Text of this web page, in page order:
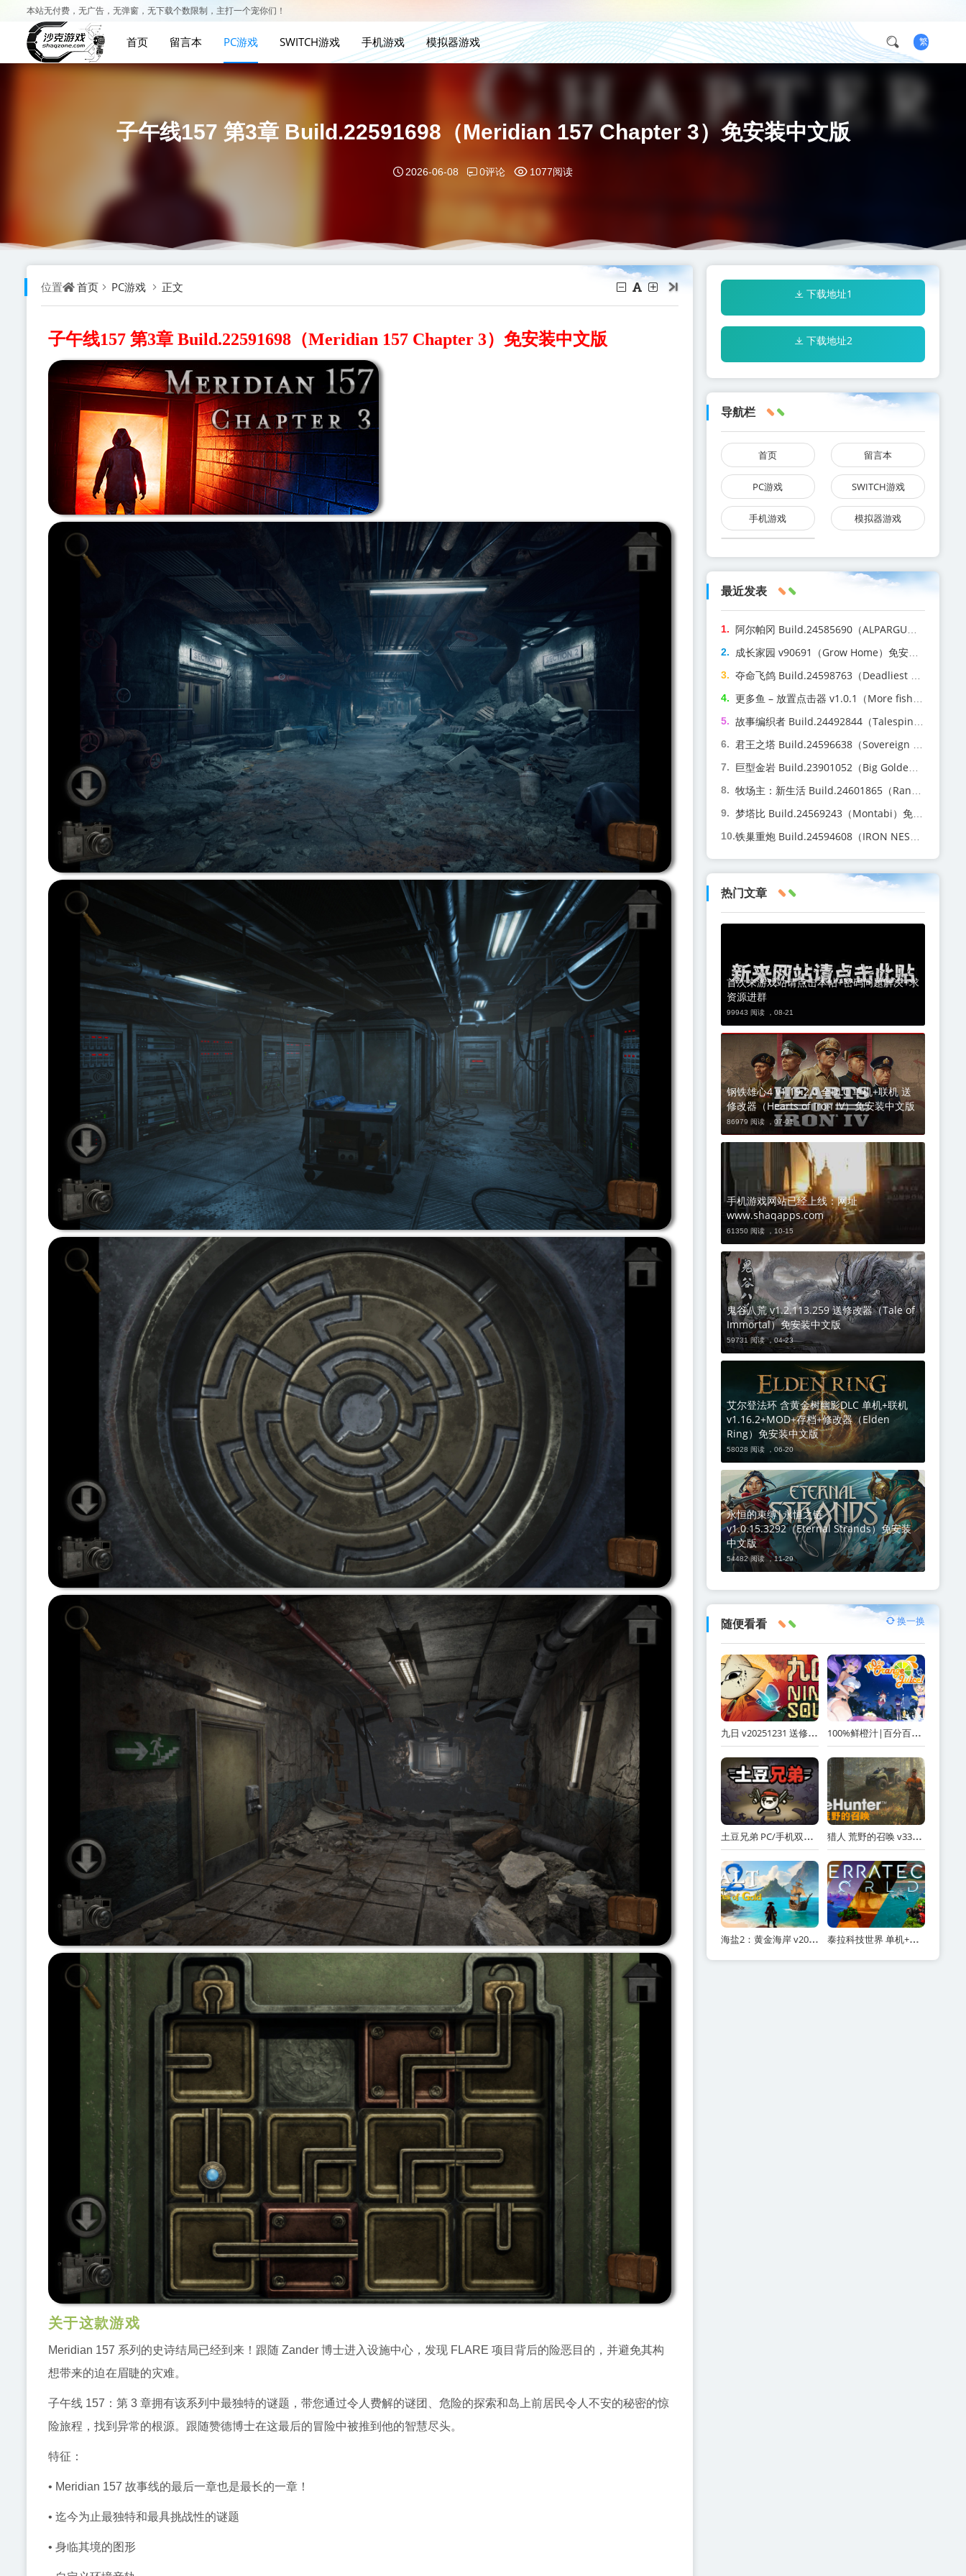
本站无付费，无广告，无弹窗，无下载个数限制，主打一个宠你们！
首页 留言本 PC游戏 SWITCH游戏 手机游戏 模拟器游戏 繁
子午线157 第3章 Build.22591698（Meridian 157 Chapter 3）免安装中文版
2026-06-08 0评论 1077阅读
位置 首页 PC游戏 正文
子午线157 第3章 Build.22591698（Meridian 157 Chapter 3）免安装中文版
关于这款游戏
Meridian 157 系列的史诗结局已经到来！跟随 Zander 博士进入设施中心，发现 FLARE 项目背后的险恶目的，并避免其构
想带来的迫在眉睫的灾难。
子午线 157：第 3 章拥有该系列中最独特的谜题，带您通过令人费解的谜团、危险的探索和岛上前居民令人不安的秘密的惊
险旅程，找到异常的根源。跟随赞德博士在这最后的冒险中被推到他的智慧尽头。
特征：
• Meridian 157 故事线的最后一章也是最长的一章！
• 迄今为止最独特和最具挑战性的谜题
• 身临其境的图形
下载地址1
下载地址2
导航栏
首页 留言本
PC游戏 SWITCH游戏
手机游戏 模拟器游戏
最近发表
热门文章
首次来游戏站请点击本帖+密码问题解决+求
资源进群
99943 阅读 ， 08-21
钢铁雄心4 v1.19.2.0 全DLC 单机+联机 送
修改器（Hearts of Iron IV）免安装中文版
86979 阅读 ， 07-01
手机游戏网站已经上线：网址
www.shaqapps.com
61350 阅读 ， 10-15
鬼谷八荒 v1.2.113.259 送修改器（Tale of
Immortal）免安装中文版
59731 阅读 ，04-23
艾尔登法环 含黄金树幽影DLC 单机+联机
v1.16.2+MOD+存档+修改器（Elden
Ring）免安装中文版
58028 阅读 ， 06-20
永恒的束缚|永恒之链
v1.0.15.3292（Eternal Strands）免安装
中文版
54482 阅读 ，11-29
随便看看 换一换
九日 v20251231 送修改器（Nine Sols）免安装中文版 100%鲜橙汁|百分百鲜橙汁 Build.24460503 全DLC（100% Orange Juice）免安装中文版
土豆兄弟 PC/手机双端 v1.1.15.4 全DLC（Brotato）免安装中文版 猎人 荒野的召唤 v3304878 全DLC 单机+联机 赠满财富技能小屋位置存档（theHunter: Call of the Wild）免安装中文版
海盐2：黄金海岸 v20260622 附第一部 单机+联机（Salt 2: Shores of Gold）免安装中文版 泰拉科技世界 单机+联机 Build.21665209（TerraTech Worlds）免安装中文版